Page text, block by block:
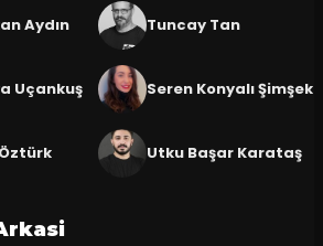
Aydın Tuncay Tan
Uçankuş Seren Konyalı Şimşek
Utku Başar Karataş